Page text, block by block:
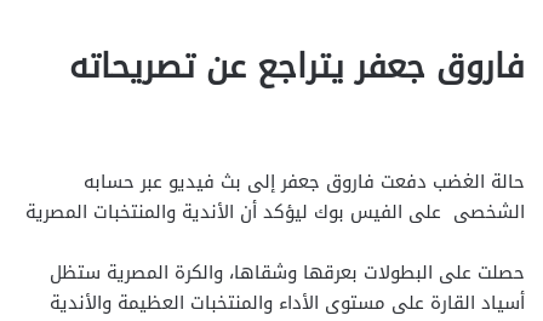
فاروق جعفر يتراجع عن تصريحاته
حالة الغضب دفعت فاروق جعفر إلى بث فيديو عبر حسابه
الشخصى على الفيس بوك ليؤكد أن الأندية والمنتخبات المصرية
حصلت على البطولات بعرقها وشقاها، والكرة المصرية ستظل
أسياد القارة على مستوى الأداء والمنتخبات العظيمة والأندية